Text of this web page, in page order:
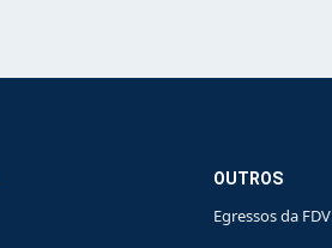
OUTROS
Egressos da FDV